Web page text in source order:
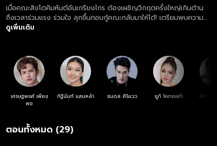
เมื่อคณะสิงโตคิมหันต์อันเกรียงไกร ต้องเผชิญวิกฤตครั้งใหญ่เกินต้าน
ถึงเวลาร่วมแรง ร่วมใจ ลุกขึ้นกอบกู้คณะกลับมาให้ได้! เตรียมพบความ
ม่วนมันสไตล์ใหม่ ที่จะพาทุกคนซิ่งหน้าม้ากระจายไปพร้อมกัน
ดูเพิ่มเติม
เศรษฐพงศ์ เพียง
พอ
ทิฐินันท์ แสนหล้า ธนดล ศิริแวว ยูกิ ไหทองคำ ชัยณรง
ตอนทั้งหมด (29)